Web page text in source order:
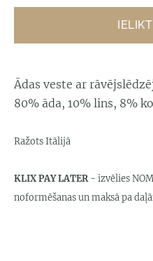
Ādas veste ar
80% āda, 10% lins, 8%
Ražots Itālijā
KLIX PAY LATER - izvēlies
noformēšanas un maksā pa